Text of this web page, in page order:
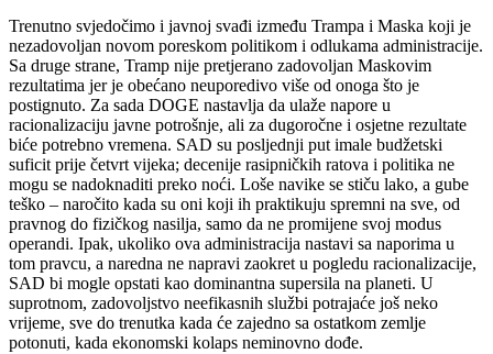
Trenutno svjedočimo i javnoj svađi između Trampa i Maska koji je
nezadovoljan novom poreskom politikom i odlukama administracije.
Sa druge strane, Tramp nije pretjerano zadovoljan Maskovim
rezultatima jer je obećano neuporedivo više od onoga što je
postignuto. Za sada DOGE nastavlja da ulaže napore u
racionalizaciju javne potrošnje, ali za dugoročne i osjetne rezultate
biće potrebno vremena. SAD su posljednji put imale budžetski
suficit prije četvrt vijeka; decenije rasipničkih ratova i politika ne
mogu se nadoknaditi preko noći. Loše navike se stiču lako, a gube
teško – naročito kada su oni koji ih praktikuju spremni na sve, od
pravnog do fizičkog nasilja, samo da ne promijene svoj modus
operandi. Ipak, ukoliko ova administracija nastavi sa naporima u
tom pravcu, a naredna ne napravi zaokret u pogledu racionalizacije,
SAD bi mogle opstati kao dominantna supersila na planeti. U
suprotnom, zadovoljstvo neefikasnih službi potrajaće još neko
vrijeme, sve do trenutka kada će zajedno sa ostatkom zemlje
potonuti, kada ekonomski kolaps neminovno dođe.